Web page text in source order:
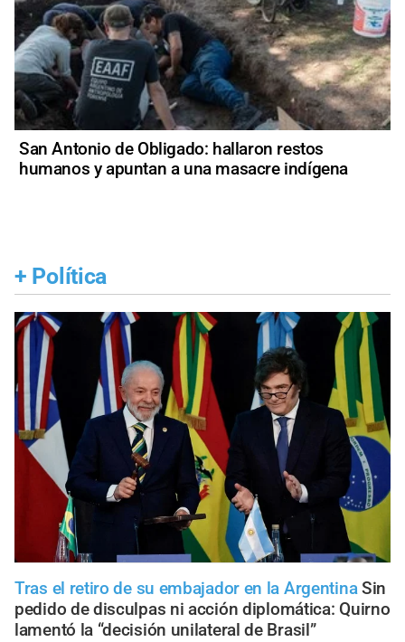
San Antonio de Obligado: hallaron restos
humanos y apuntan a una masacre indígena
+ Política
Tras el retiro de su embajador en la Argentina Sin
pedido de disculpas ni acción diplomática: Quirno
lamentó la “decisión unilateral de Brasil”